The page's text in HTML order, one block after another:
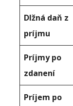
Dlžná daň z
príjmu
Príjmy po
zdanení
Príjem po